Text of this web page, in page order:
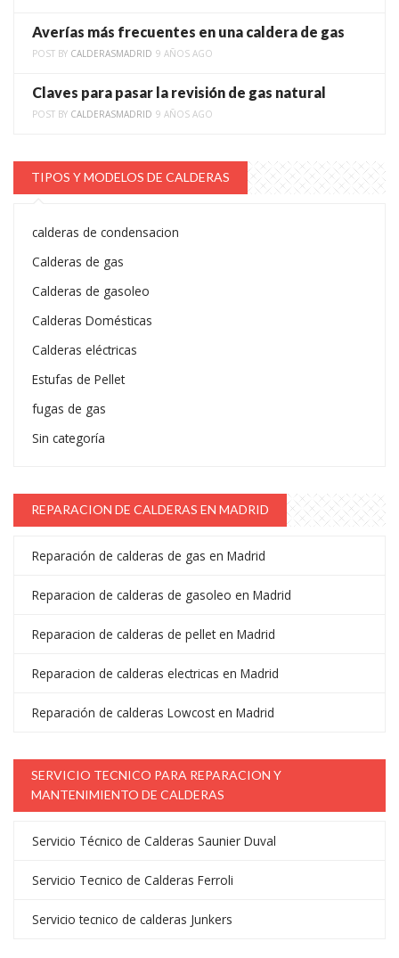
Averías más frecuentes en una caldera de gas
POST BY CALDERASMADRID 9 AÑOS AGO
Claves para pasar la revisión de gas natural
POST BY CALDERASMADRID 9 AÑOS AGO
TIPOS Y MODELOS DE CALDERAS
calderas de condensacion
Calderas de gas
Calderas de gasoleo
Calderas Domésticas
Calderas eléctricas
Estufas de Pellet
fugas de gas
Sin categoría
REPARACION DE CALDERAS EN MADRID
Reparación de calderas de gas en Madrid
Reparacion de calderas de gasoleo en Madrid
Reparacion de calderas de pellet en Madrid
Reparacion de calderas electricas en Madrid
Reparación de calderas Lowcost en Madrid
SERVICIO TECNICO PARA REPARACION Y
MANTENIMIENTO DE CALDERAS
Servicio Técnico de Calderas Saunier Duval
Servicio Tecnico de Calderas Ferroli
Servicio tecnico de calderas Junkers